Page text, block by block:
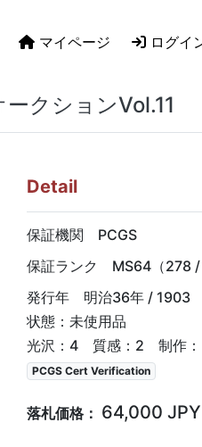
マイページ ログイ
クションVol.11
Detail
保証機関 PCGS
保証ランク MS64（278 /
発行年 明治36年 / 1903
状態：未使用品
光沢：4 質感：2 制作
PCGS Cert Verification
落札価格： 64,000 JPY